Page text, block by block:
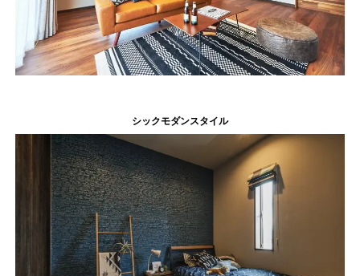
シックモダンスタイル